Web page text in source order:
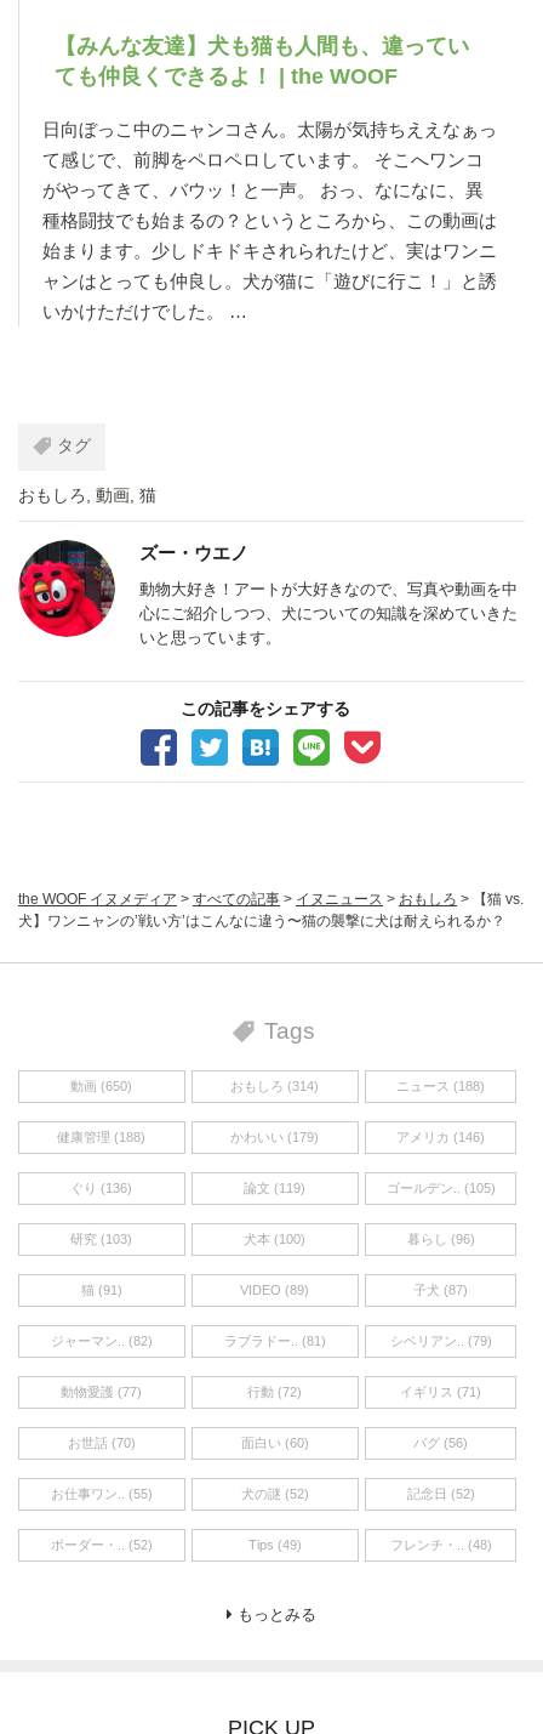
【みんな友達】犬も猫も人間も、違ってい
ても仲良くできるよ！ | the WOOF
日向ぼっこ中のニャンコさん。太陽が気持ちええなぁっ
て感じで、前脚をペロペロしています。 そこへワンコ
がやってきて、バウッ！と一声。 おっ、なになに、異
種格闘技でも始まるの？というところから、この動画は
始まります。少しドキドキされられたけど、実はワンニ
ャンはとっても仲良し。犬が猫に「遊びに行こ！」と誘
いかけただけでした。 …
タグ
おもしろ 動画 猫
ズー・ウエノ
動物大好き！アートが大好きなので、写真や動画を中
心にご紹介しつつ、犬についての知識を深めていきた
いと思っています。
この記事をシェアする
the WOOF イヌメディア > すべての記事 > イヌニュース > おもしろ >
【猫 vs.
犬】ワンニャンの’戦い方’はこんなに違う〜猫の襲撃に犬は耐えられるか？
Tags
動画 (650) おもしろ (314) ニュース (188)
健康管理 (188) かわいい (179) アメリカ (146)
ぐり (136) 論文 (119) ゴールデン.. (105)
研究 (103) 犬本 (100) 暮らし (96)
猫 (91) VIDEO (89) 子犬 (87)
ジャーマン.. (82) ラブラドー.. (81) シベリアン.. (79)
動物愛護 (77) 行動 (72) イギリス (71)
お世話 (70) 面白い (60) パグ (56)
お仕事ワン.. (55) 犬の謎 (52) 記念日 (52)
ボーダー・.. (52) Tips (49) フレンチ・.. (48)
もっとみる
PICK UP